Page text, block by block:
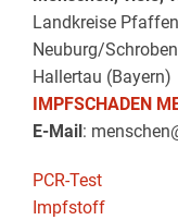
Landkreise
Neuburg/
Hallertau (Bayern)
IMPFSCHADEN
E-Mail :
PCR-Test
Impfstoff